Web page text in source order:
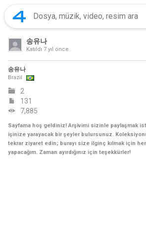
송유나
Katıldı 7 yıl önce
송유나
Brazil
2
131
7,885
Sayfama hoş geldiniz! Arşivimi sizinle paylaşmak
işinize yarayacak bir şeyler bulursunuz.
tekrar ziyaret edin; burayı size ilginç kılmak için
yapacağım. Zaman ayırdığınız için teşekkürler!